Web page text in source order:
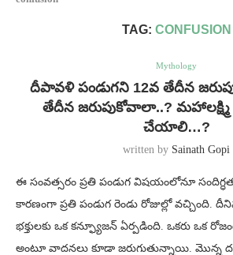
TAG: CONFUSION
Mythology
దీపావళి పండుగని 12వ తేదీన
తేదీన జరుపుకోవాలా..? మహాలక్ష్మి
చేయాలి…?
written by Sainath Gopi
ఈ సంవత్సరం ప్రతి పండుగ విషయంలోనూ
కారణంగా ప్రతి పండుగ రెండు రోజుల్లో వచ్చింది.
భక్తులకు ఒక కన్ఫ్యూజన్ ఏర్పడింది. ఒకరు ఒక
అంటూ వాదనలు కూడా జరుగుతున్నాయి. మొన్న